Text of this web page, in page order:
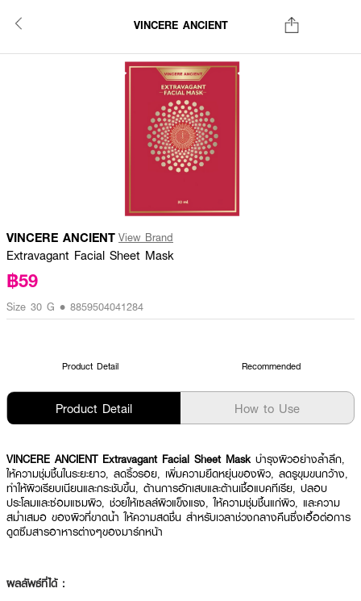
VINCERE ANCIENT
VINCERE ANCIENT View Brand
Extravagant Facial Sheet Mask
฿59
Size 30 G • 8859504041284
Product Detail Recommended
Product Detail How to Use
VINCERE ANCIENT Extravagant Facial Sheet Mask บำรุงผิวอย่างล้ำลึก,
ให้ความชุ่มชื้นในระยะยาว, ลดริ้วรอย, เพิ่มความยืดหยุ่นของผิว, ลดรูขุมขนกว้าง,
ทำให้ผิวเรียบเนียนและกระชับขึ้น, ต้านการอักเสบและต้านเชื้อแบคทีเรีย, ปลอบ
ประโลมและซ่อมแซมผิว, ช่วยให้เซลล์ผิวแข็งแรง, ให้ความชุ่มชื้นแก่ผิว, และความ
สม่ำเสมอ ของผิวที่ขาดน้ำ ให้ความสดชื่น สำหรับเวลาช่วงกลางคืนซึ่งเอื้อต่อการ
ดูดซึมสารอาหารต่างๆของมาร์กหน้า
ผลลัพธ์ที่ได้ :